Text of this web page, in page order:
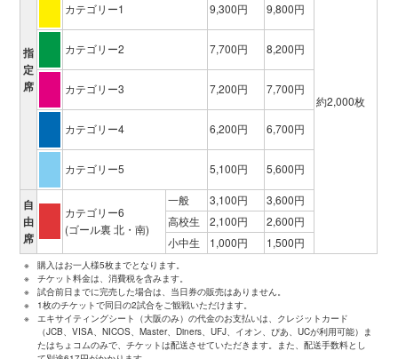
指
定
席
約2,000枚
カテゴリー1 9,300円 9,800円
カテゴリー2 7,700円 8,200円
カテゴリー3 7,200円 7,700円
カテゴリー4 6,200円 6,700円
カテゴリー5 5,100円 5,600円
自
由
席
カテゴリー6
(ゴール裏 北・南)
一般 3,100円
3,600円
高校生
2,100円
2,600円
小中生
1,000円 1,500円
※
購入はお一人様5枚までとなります。
※
チケット料金は、消費税を含みます。
※
試合前日までに完売した場合は、当日券の販売はありません。
※
1枚のチケットで同日の2試合をご観戦いただけます。
※
エキサイティングシート（大阪のみ）の代金のお支払いは、クレジットカード
（JCB、VISA、NICOS、Master、Diners、UFJ、イオン、ぴあ、UCが利用可能）ま
たはちょコムのみで、チケットは配送させていただきます。また、配送手数料とし